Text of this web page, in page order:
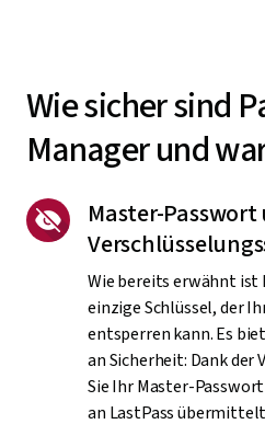
Wie sicher sind
Manager und
Master-Passwort
Wie bereits erwähnt
einzige Schlüssel, der
entsperren kann. Es
an Sicherheit: Dank der
Sie Ihr Master-
an LastPass